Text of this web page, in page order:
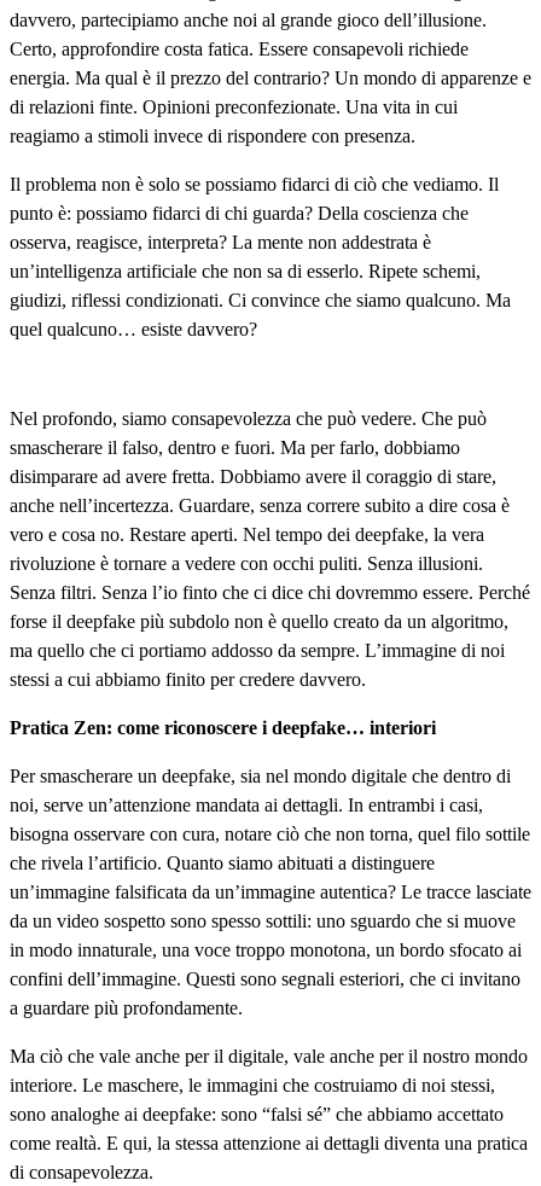
davvero, partecipiamo anche noi al grande gioco dell’illusione.
Certo, approfondire costa fatica. Essere consapevoli richiede
energia. Ma qual è il prezzo del contrario? Un mondo di apparenze e
di relazioni finte. Opinioni preconfezionate. Una vita in cui
reagiamo a stimoli invece di rispondere con presenza.
Il problema non è solo se possiamo fidarci di ciò che vediamo. Il
punto è: possiamo fidarci di chi guarda? Della coscienza che
osserva, reagisce, interpreta? La mente non addestrata è
un’intelligenza artificiale che non sa di esserlo. Ripete schemi,
giudizi, riflessi condizionati. Ci convince che siamo qualcuno. Ma
quel qualcuno… esiste davvero?
Nel profondo, siamo consapevolezza che può vedere. Che può
smascherare il falso, dentro e fuori. Ma per farlo, dobbiamo
disimparare ad avere fretta. Dobbiamo avere il coraggio di stare,
anche nell’incertezza. Guardare, senza correre subito a dire cosa è
vero e cosa no. Restare aperti. Nel tempo dei deepfake, la vera
rivoluzione è tornare a vedere con occhi puliti. Senza illusioni.
Senza filtri. Senza l’io finto che ci dice chi dovremmo essere. Perché
forse il deepfake più subdolo non è quello creato da un algoritmo,
ma quello che ci portiamo addosso da sempre. L’immagine di noi
stessi a cui abbiamo finito per credere davvero.
Pratica Zen: come riconoscere i deepfake… interiori
Per smascherare un deepfake, sia nel mondo digitale che dentro di
noi, serve un’attenzione mandata ai dettagli. In entrambi i casi,
bisogna osservare con cura, notare ciò che non torna, quel filo sottile
che rivela l’artificio. Quanto siamo abituati a distinguere
un’immagine falsificata da un’immagine autentica? Le tracce lasciate
da un video sospetto sono spesso sottili: uno sguardo che si muove
in modo innaturale, una voce troppo monotona, un bordo sfocato ai
confini dell’immagine. Questi sono segnali esteriori, che ci invitano
a guardare più profondamente.
Ma ciò che vale anche per il digitale, vale anche per il nostro mondo
interiore. Le maschere, le immagini che costruiamo di noi stessi,
sono analoghe ai deepfake: sono “falsi sé” che abbiamo accettato
come realtà. E qui, la stessa attenzione ai dettagli diventa una pratica
di consapevolezza.